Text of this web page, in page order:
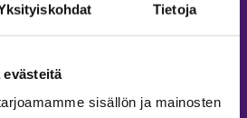
Tietoja
sisällön ja mainosten